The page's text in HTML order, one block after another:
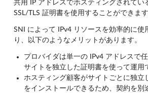
共用 IP アドレスでホスティングされてい
SSL/TLS 証明書を使用することができます
SNI によって IPv4 リソースを効率的に使
り、以下のようなメリットがあります。
プロバイダは単一の IPv4 アドレスで
サイトを独立した証明書を使って運用
ホスティング顧客がサイトごとに独立
をインストールできるため、契約を別